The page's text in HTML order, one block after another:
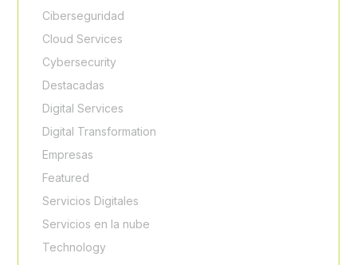
Ciberseguridad
Cloud Services
Cybersecurity
Destacadas
Digital Services
Digital Transformation
Empresas
Featured
Servicios Digitales
Servicios en la nube
Technology